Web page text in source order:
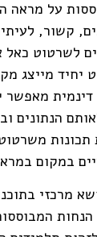
על מראה
קשור,
לשרטוט
יחיד מייצג
דינמית
הנתונים
במקום
מרכזי
הנחות